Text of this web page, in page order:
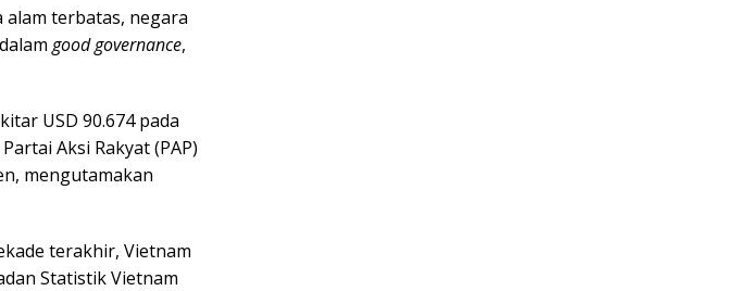
alam terbatas, negara
good governance,
USD 90.674 pada
Aksi Rakyat (PAP)
mengutamakan
terakhir, Vietnam
Statistik Vietnam